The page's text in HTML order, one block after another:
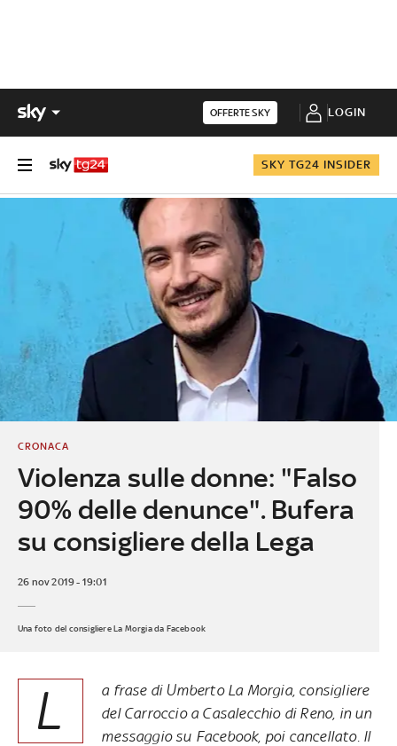
OFFERTE SKY LOGIN
SKY TG24 INSIDER
Violenza sulle donne: "Falso
90% delle denunce". Bufera
su consigliere della Lega
CRONACA
26 nov 2019 - 19:01
Una foto del consigliere La Morgia da Facebook
L
a frase di Umberto La Morgia, consigliere
del Carroccio a Casalecchio di Reno, in un
messaggio su Facebook, poi cancellato. Il